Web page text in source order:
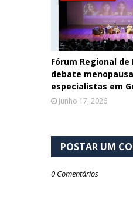
Fórum Regional de
debate
especialistas em
Junho 17, 2026
POSTAR UM
0 Comentários